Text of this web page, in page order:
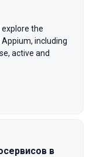
explore the
including
active and
в